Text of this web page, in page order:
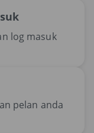
log masuk
pelan anda